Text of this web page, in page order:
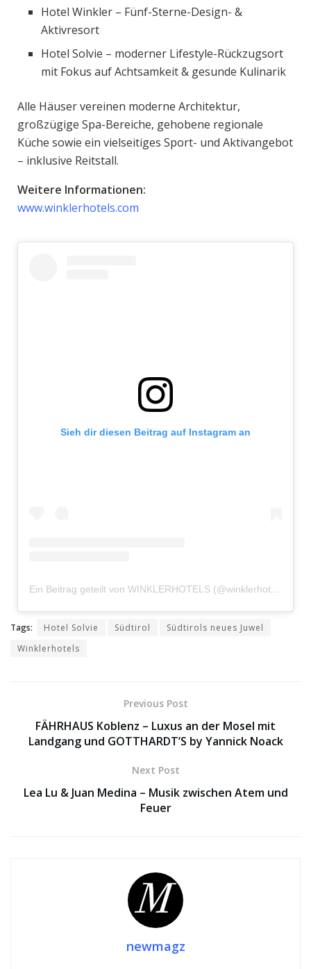
Hotel Winkler – Fünf-Sterne-Design- &
Aktivresort
Hotel Solvie – moderner Lifestyle-Rückzugsort
mit Fokus auf Achtsamkeit & gesunde Kulinarik
Alle Häuser vereinen moderne Architektur,
großzügige Spa-Bereiche, gehobene regionale
Küche sowie ein vielseitiges Sport- und Aktivangebot
– inklusive Reitstall.
Weitere Informationen:
www.winklerhotels.com
Sieh dir diesen Beitrag auf Instagram an
Ein Beitrag geteilt von WINKLERHOTELS (@winklerhotels)
Tags: Hotel Solvie Südtirol
Südtirols neues Juwel
Winklerhotels
Previous Post
FÄHRHAUS Koblenz – Luxus an der Mosel mit
Landgang und GOTTHARDT’S by Yannick Noack
Next Post
Lea Lu & Juan Medina – Musik zwischen Atem und
Feuer
newmagz